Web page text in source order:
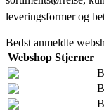
leveringsformer og
Bedst anmeldte
Webshop Stjerner